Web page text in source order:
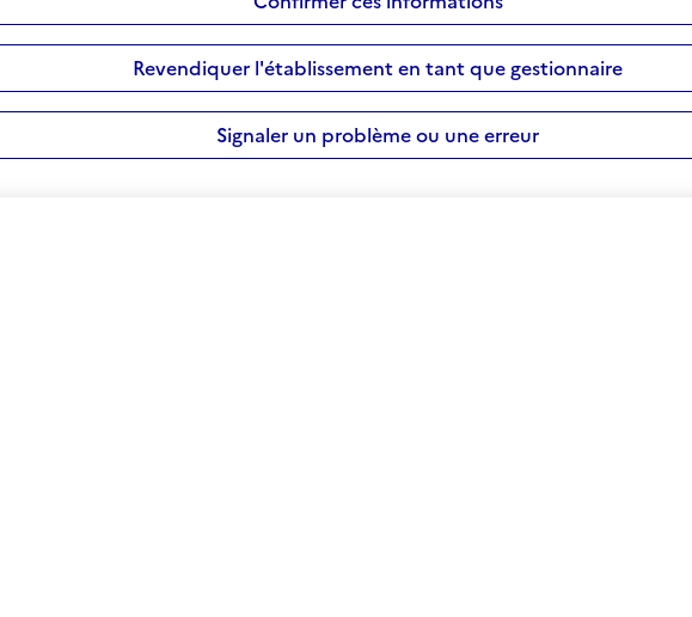
Revendiquer l'établissement en tant que gestionnaire
Signaler un problème ou une erreur